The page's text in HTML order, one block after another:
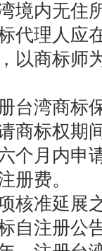
境内无住
代理人应
以商标师
台湾商标
商标权期
个月内申
册费。
核准延展
自注册公